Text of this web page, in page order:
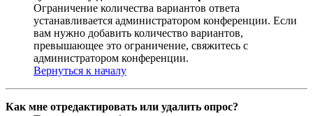
Ограничение количества вариантов ответа
устанавливается администратором конференции. Если
вам нужно добавить количество вариантов,
превышающее это ограничение, свяжитесь с
администратором конференции.
Вернуться к началу
Как мне отредактировать или удалить опрос?